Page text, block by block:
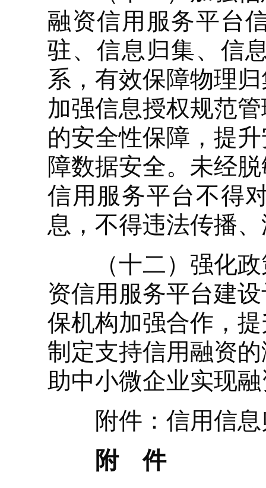
融资信用服务平台
驻、信息归集、信
系，有效保障物理
加强信息授权规范
的安全性保障，提
障数据安全。未经
信用服务平台不得
息，不得违法传播
（十二）强化政
资信用服务平台建
保机构加强合作，
制定支持信用融资
助中小微企业实现
附件：信用信息
附 件